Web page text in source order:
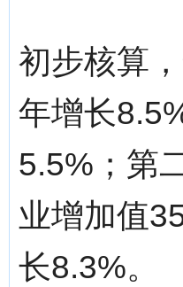
初步核算
年增长
5.5%；第
业增加值
长8.3%。